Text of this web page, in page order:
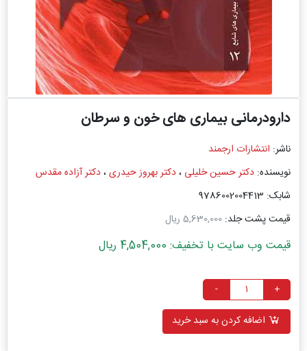
دارودرمانی بیماری های خون و سرطان
ناشر: انتشارات ارجمند
نویسنده: دکتر حسین خلیلی ،دکتر بهروز حیدری،دکتر آزاده مقدس
شابک: 9786002004413
قیمت پشت جلد: 5,630,000 ریال
قیمت وب سایت با تخفیف: 4,504,000 ریال
+
-
اضافه کردن به سبد خرید